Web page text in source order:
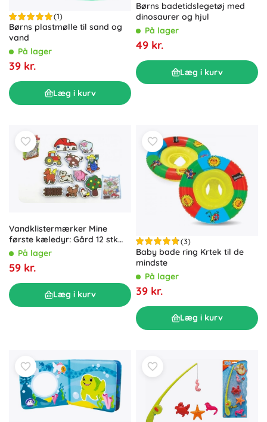
(1)
Børns plastmølle til sand og
vand
På lager
39 kr.
Læg i kurv
Børns badetidslegetøj med
dinosaurer og hjul
På lager
49 kr.
Læg i kurv
Vandklistermærker Mine
første kæledyr: Gård 12 stk
med net
På lager
59 kr.
Læg i kurv
(3)
Baby bade ring Krtek til de
mindste
På lager
39 kr.
Læg i kurv